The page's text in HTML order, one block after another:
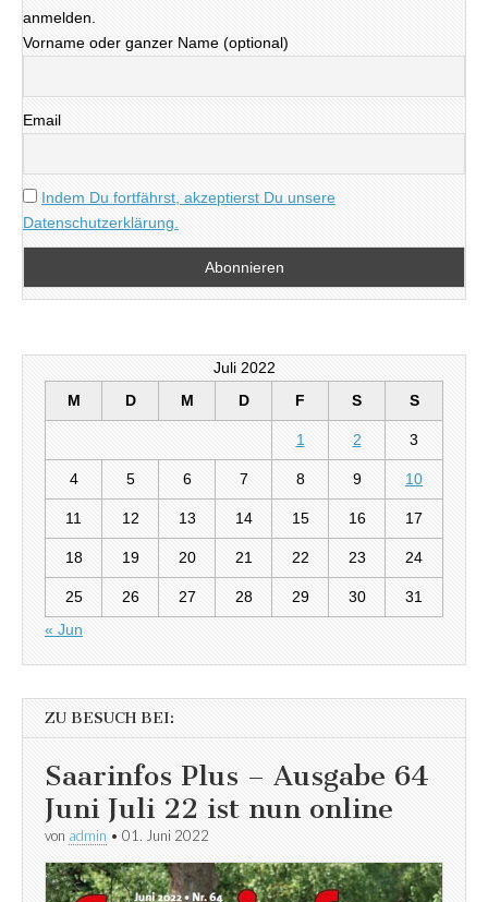
anmelden.
Vorname oder ganzer Name (optional)
Email
Indem Du fortfährst, akzeptierst Du unsere
Datenschutzerklärung.
Juli 2022
M
D M D F S S
1 2 3
4 5 6 7 8 9 10
11 12 13 14 15 16 17
18 19 20 21 22 23 24
25 26 27 28 29 30
31
« Jun
ZU BESUCH BEI:
Saarinfos Plus – Ausgabe 64
Juni Juli 22 ist nun online
von admin • 01. Juni 2022